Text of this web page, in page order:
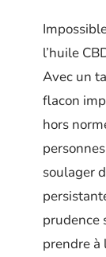
l’huile
Avec un
flacon
hors
soulager
prudence
prendre à